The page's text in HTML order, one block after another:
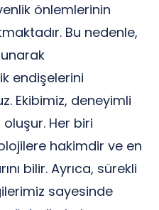
önlemlerinin
Bu nedenle,
endişelerini
Ekibimiz, deneyimli
Her biri
hakimdir ve en
bilir. Ayrıca, sürekli
sayesinde